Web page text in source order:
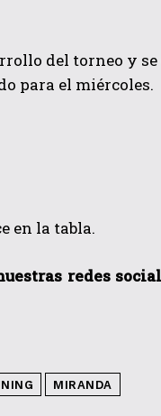
del torneo y
para el miércoles.
en la tabla.
redes
MIRANDA